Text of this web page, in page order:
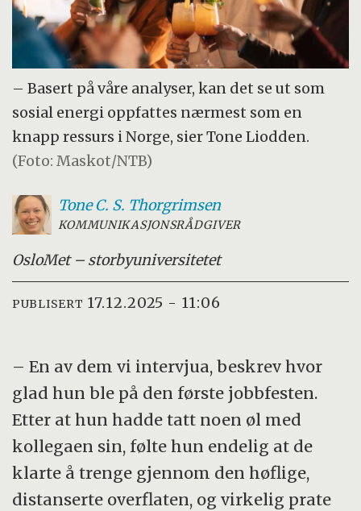
– Basert på våre analyser, kan det se ut som
sosial energi oppfattes nærmest som en
knapp ressurs i Norge, sier Tone Liodden.
(Foto: Maskot/NTB)
Tone C. S. Thorgrimsen
KOMMUNIKASJONSRÅDGIVER
OsloMet – storbyuniversitetet
PUBLISERT 17.12.2025 - 11:06
– En av dem vi intervjua, beskrev hvor
glad hun ble på den første jobbfesten.
Etter at hun hadde tatt noen øl med
kollegaen sin, følte hun endelig at de
klarte å trenge gjennom den høflige,
distanserte overflaten, og virkelig prate